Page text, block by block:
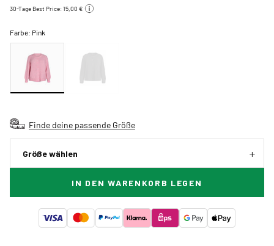
30-Tage Best Price: 15,00 €
Farbe: Pink
Finde deine passende Größe
Größe wählen
IN DEN WARENKORB LEGEN